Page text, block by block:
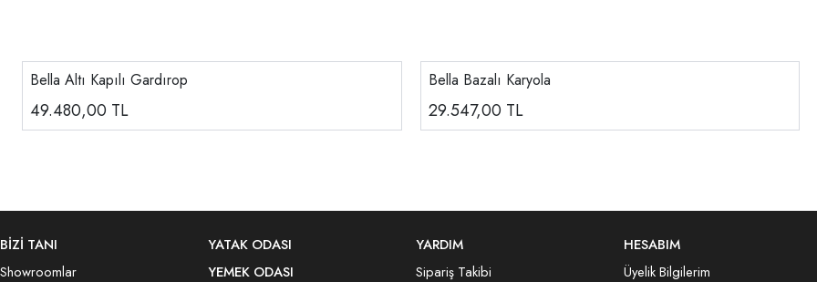
Bella Altı Kapılı Gardırop
49.480,00 TL
Bella Bazalı Karyola
29.547,00 TL
BİZİ TANI
Showroomlar
YATAK ODASI
YEMEK ODASI
YARDIM
Sipariş Takibi
HESABIM
Üyelik Bilgilerim